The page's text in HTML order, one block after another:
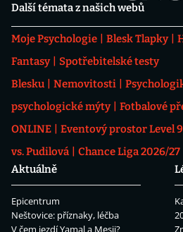
Další témata z našich webů
Moje Psychologie Blesk Tlapky
Fantasy
Spotřebitelské testy
Blesku
Nemovitosti
psychologické mýty
Fotbalové
ONLINE
Eventový prostor Level 9
vs. Pudilová
Chance Liga 2026/27
Aktuálně
Epicentrum
Neštovice: příznaky, léčba
V čem jezdí Yamal a Mesii?